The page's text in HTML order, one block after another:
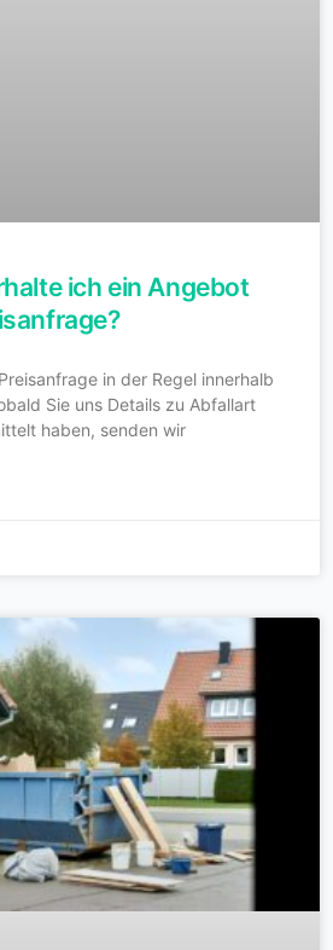
ich ein Angebot
in der Regel innerhalb
Sie uns Details zu Abfallart
haben, senden wir